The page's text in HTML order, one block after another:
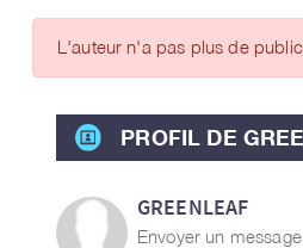
PROFIL DE
GREENLEAF
Envoyer un message
L'auteur n'a pas plus de